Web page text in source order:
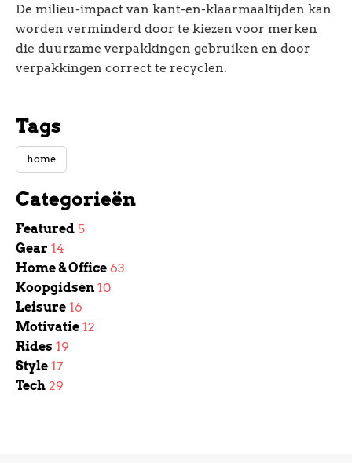
De milieu-impact van kant-en-klaarmaaltijden kan
worden verminderd door te kiezen voor merken
die duurzame verpakkingen gebruiken en door
verpakkingen correct te recyclen.
Tags
home
Categorieën
Featured 5
Gear 14
Home & Office 63
Koopgidsen 10
Leisure 16
Motivatie 12
Rides 19
Style 17
Tech 29